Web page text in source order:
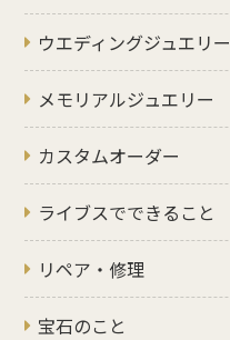
ウエディングジュエリー
メモリアルジュエリー
カスタムオーダー
ライブスでできること
リペア・修理
宝石のこと